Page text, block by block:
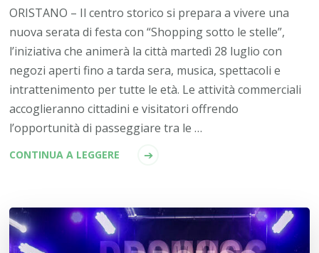
ORISTANO – Il centro storico si prepara a vivere una
nuova serata di festa con “Shopping sotto le stelle”,
l’iniziativa che animerà la città martedì 28 luglio con
negozi aperti fino a tarda sera, musica, spettacoli e
intrattenimento per tutte le età. Le attività commerciali
accoglieranno cittadini e visitatori offrendo
l’opportunità di passeggiare tra le …
CONTINUA A LEGGERE